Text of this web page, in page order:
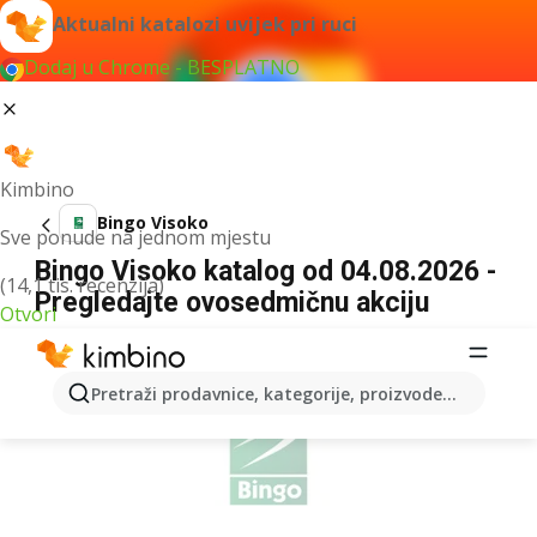
Aktualni katalozi uvijek pri ruci
Dodaj u Chrome - BESPLATNO
Kimbino
Sve ponude na jednom mjestu
(14,1 tis. recenzija)
Otvori
Pretraži prodavnice, kategorije, proizvode...
Bingo Visoko
Bingo Visoko katalog od 04.08.2026 -
Pregledajte ovosedmičnu akciju